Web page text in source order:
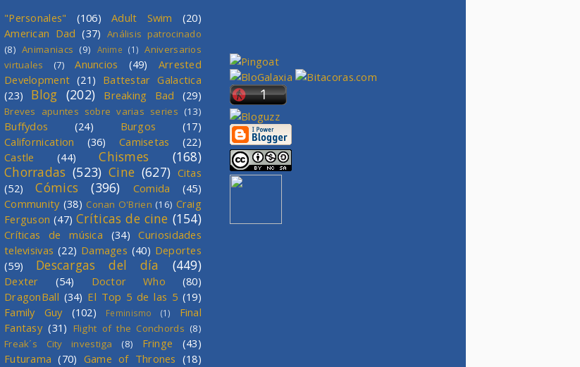
"Personales" (106) Adult Swim
(20)
American Dad (37) Análisis patrocinado
(8) Animaniacs (9) Anime (1) Aniversarios
virtuales
(7) Anuncios (49)
Arrested
Development (21) Battestar Galactica
(23)
Blog (202) Breaking Bad (29)
Breves apuntes sobre varias series (13)
Buffydos (24) Burgos
(17)
Californication
(36) Camisetas
(22)
Castle
(44) Chismes
(168)
Chorradas (523) Cine (627) Citas
(52)
Cómics (396) Comida
(45)
Community (38) Conan O'Brien (16) Craig
Ferguson (47) Críticas de cine (154)
Críticas de música (34)
Curiosidades
televisivas (22) Damages (40) Deportes
(59)
Descargas del día (449)
Dexter (54) Doctor Who
(80)
DragonBall (34) El Top 5 de las 5 (19)
Family Guy
(102) Feminismo (1)
Final
Fantasy (31) Flight of the Conchords (8)
Freak´s City investiga
(8) Fringe
(43)
Futurama (70) Game of Thrones (18)